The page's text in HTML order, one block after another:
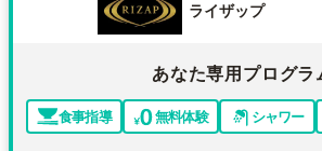
ライザップ
あなた専用プログラ
食事指導 無料体験 シャワー